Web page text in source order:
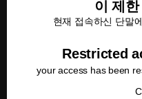
이 제
현재 접속하신 단말
Restricted
your access has been